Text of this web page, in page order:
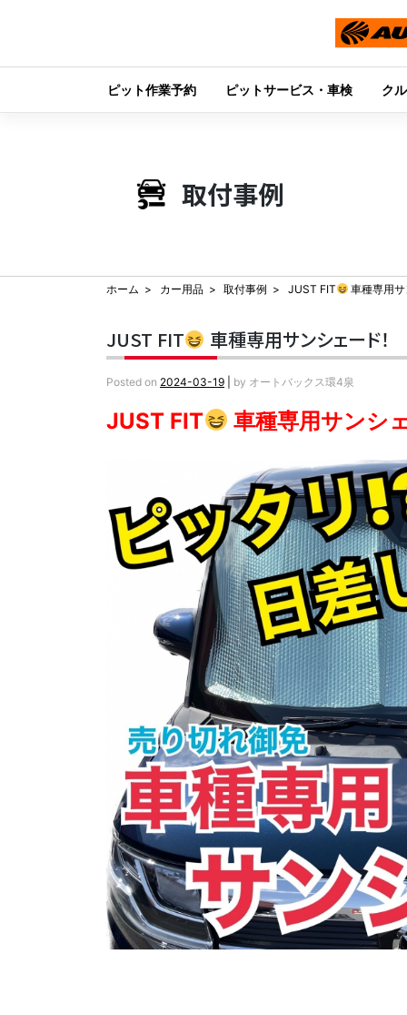
ピット作業予約 ピットサービス・車検 ク
取付事例
ホーム カー用品 取付事例 JUST FIT 車種専用
JUST FIT 車種専用サンシェード！
Posted on 2024-03-19 by オートバックス環4泉
JUST FIT 車種専用サンシ